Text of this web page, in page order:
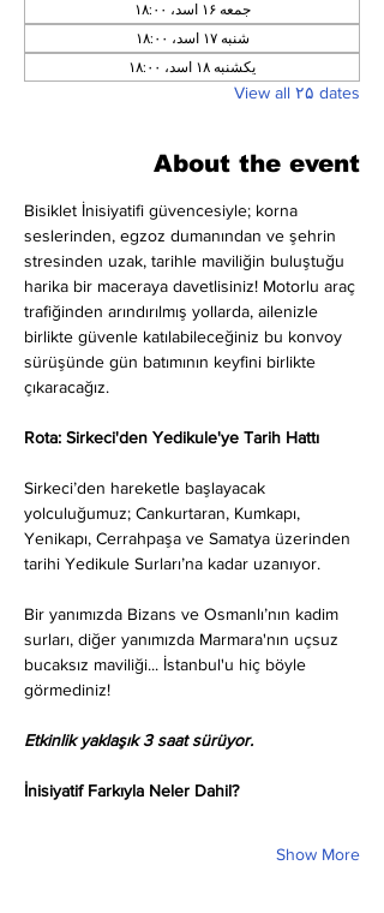
جمعه ۱۶ اسد، ۱۸:۰۰
شنبه ۱۷ اسد، ۱۸:۰۰
یکشنبه ۱۸ اسد، ۱۸:۰۰
View all ۲۵ dates
About the event
Bisiklet İnisiyatifi güvencesiyle; korna
seslerinden, egzoz dumanından ve şehrin
stresinden uzak, tarihle maviliğin buluştuğu
harika bir maceraya davetlisiniz! Motorlu araç
trafiğinden arındırılmış yollarda, ailenizle
birlikte güvenle katılabileceğiniz bu konvoy
sürüşünde gün batımının keyfini birlikte
çıkaracağız.
Rota: Sirkeci'den Yedikule'ye Tarih Hattı
Sirkeci’den hareketle başlayacak
yolculuğumuz; Cankurtaran, Kumkapı,
Yenikapı, Cerrahpaşa ve Samatya üzerinden
tarihi Yedikule Surları’na kadar uzanıyor.
Bir yanımızda Bizans ve Osmanlı’nın kadim
surları, diğer yanımızda Marmara'nın uçsuz
bucaksız maviliği... İstanbul'u hiç böyle
görmediniz!
Etkinlik yaklaşık 3 saat sürüyor.
İnisiyatif Farkıyla Neler Dahil?
Show More